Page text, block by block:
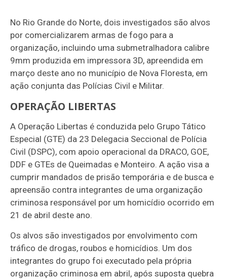
No Rio Grande do Norte, dois investigados são alvos
por comercializarem armas de fogo para a
organização, incluindo uma submetralhadora calibre
9mm produzida em impressora 3D, apreendida em
março deste ano no município de Nova Floresta, em
ação conjunta das Polícias Civil e Militar.
OPERAÇÃO LIBERTAS
A Operação Libertas é conduzida pelo Grupo Tático
Especial (GTE) da 23 Delegacia Seccional de Polícia
Civil (DSPC), com apoio operacional da DRACO, GOE,
DDF e GTEs de Queimadas e Monteiro. A ação visa a
cumprir mandados de prisão temporária e de busca e
apreensão contra integrantes de uma organização
criminosa responsável por um homicídio ocorrido em
21 de abril deste ano.
Os alvos são investigados por envolvimento com
tráfico de drogas, roubos e homicídios. Um dos
integrantes do grupo foi executado pela própria
organização criminosa em abril, após suposta quebra